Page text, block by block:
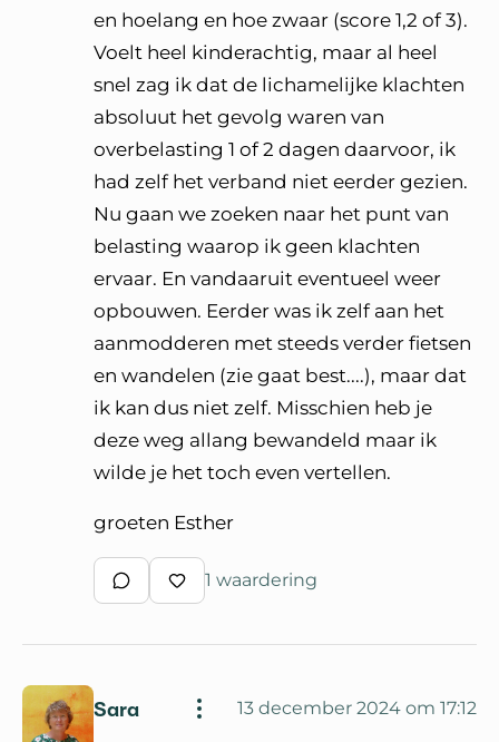
en hoelang en hoe zwaar (score 1,2 of 3).
Voelt heel kinderachtig, maar al heel
snel zag ik dat de lichamelijke klachten
absoluut het gevolg waren van
overbelasting 1 of 2 dagen daarvoor, ik
had zelf het verband niet eerder gezien.
Nu gaan we zoeken naar het punt van
belasting waarop ik geen klachten
ervaar. En vandaaruit eventueel weer
opbouwen. Eerder was ik zelf aan het
aanmodderen met steeds verder fietsen
en wandelen (zie gaat best....), maar dat
ik kan dus niet zelf. Misschien heb je
deze weg allang bewandeld maar ik
wilde je het toch even vertellen.
groeten Esther
Schrijf een reactie
Waardeer reactie
1 waardering
Sara 13 december 2024 om 17:12